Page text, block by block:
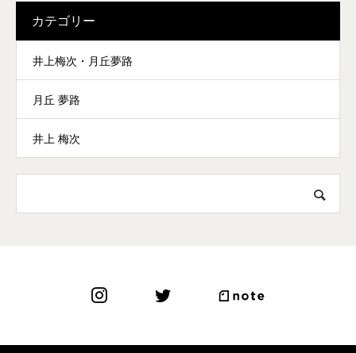
カテゴリー
井上梅次・月丘夢路
月丘 夢路
井上 梅次